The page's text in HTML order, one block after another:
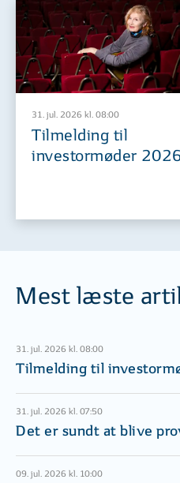
31. jul. 2026 kl. 08:00
Tilmelding til
investormøder
Mest læste
31. jul. 2026 kl. 08:00
Tilmelding til
31. jul. 2026 kl. 07:50
Det er sundt at blive
09. jul. 2026 kl. 10:00